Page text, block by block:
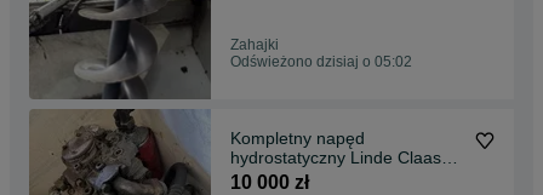
Zahajki
Odświeżono dzisiaj o 05:02
Kompletny napęd
hydrostatyczny Linde Claas
Dominator 76, 86 i inne
10 000 zł